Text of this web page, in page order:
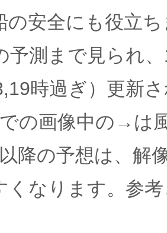
の安全にも役立
予測まで見られ
時過ぎ）更新
の画像中の→は
降の予想は、解
くなります。参